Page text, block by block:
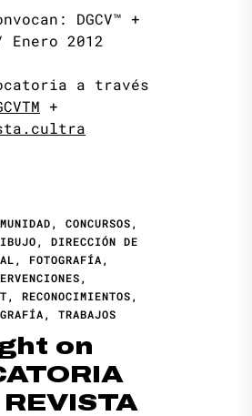
DGCV™ +
/ Enero 2012
a través
+
, CONCURSOS,
, DIRECCIÓN DE
, FOTOGRAFÍA,
,
, RECONOCIMIENTOS,
, TRABAJOS
on